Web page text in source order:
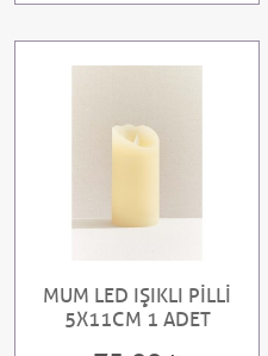
MUM LED IŞIKLI PİLLİ
5X11CM 1 ADET